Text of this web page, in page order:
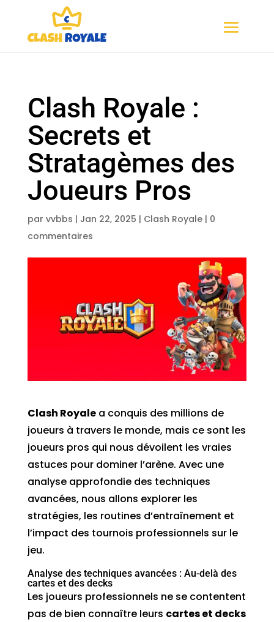
Clash Royale :
Secrets et
Stratagèmes des
Joueurs Pros
par vvbbs | Jan 22, 2025 | Clash Royale| 0
commentaires
Clash Royalea conquis des millions de
joueurs à travers le monde, mais ce sont les
joueurs pros qui nous dévoilent les vraies
astuces pour dominer l’arène. Avec une
analyse approfondie des techniques
avancées, nous allons explorer les
stratégies, les routines d’entraînement et
l’impact des tournois professionnels sur le
jeu.
Analyse des techniques avancées : Au-delà des
cartes et des decks
Les joueurs professionnels ne se contentent
pas de bien connaître leurs cartes et decks